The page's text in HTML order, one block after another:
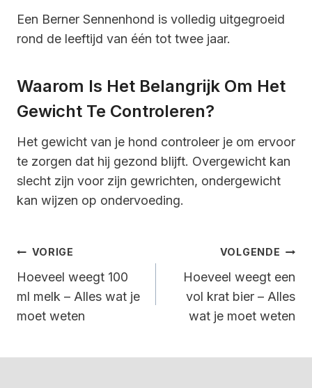
Een Berner Sennenhond is volledig uitgegroeid
rond de leeftijd van één tot twee jaar.
Waarom Is Het Belangrijk Om Het
Gewicht Te Controleren?
Het gewicht van je hond controleer je om ervoor
te zorgen dat hij gezond blijft. Overgewicht kan
slecht zijn voor zijn gewrichten, ondergewicht
kan wijzen op ondervoeding.
Bericht
Navigatie
VORIGE
Hoeveel weegt 100
ml melk – Alles wat je
moet weten
VOLGENDE
Hoeveel weegt een
vol krat bier – Alles
wat je moet weten